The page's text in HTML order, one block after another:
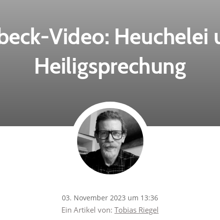
Video: Heuchelei
Heiligsprechung
03. November 2023 um 13:36
Ein Artikel von: Tobias Riegel